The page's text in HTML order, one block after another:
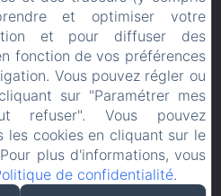
confidentialité
légales
sur les cookies
FR
et optimiser votre
et pour diffuser des
fonction de vos préférences
Vous pouvez régler ou
sur "Paramétrer mes
refuser". Vous pouvez
les cookies en cliquant sur le
plus d'informations, vous
de confidentialité.